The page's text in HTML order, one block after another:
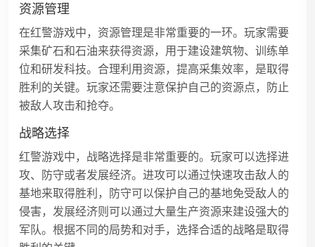
资源管理
在红警游戏中，资源管理是非常重要的一环。玩家需要
采集矿石和石油来获得资源，用于建设建筑物、训练单
位和研发科技。合理利用资源，提高采集效率，是取得
胜利的关键。玩家还需要注意保护自己的资源点，防止
被敌人攻击和抢夺。
战略选择
红警游戏中，战略选择是非常重要的。玩家可以选择进
攻、防守或者发展经济。进攻可以通过快速攻击敌人的
基地来取得胜利，防守可以保护自己的基地免受敌人的
侵害，发展经济则可以通过大量生产资源来建设强大的
军队。根据不同的局势和对手，选择合适的战略是取得